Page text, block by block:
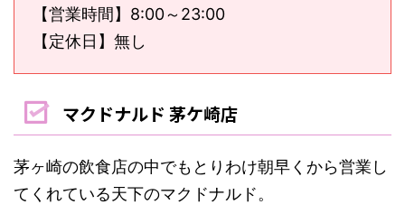
【営業時間】8:00～23:00
【定休日】無し
マクドナルド 茅ケ崎店
茅ヶ崎の飲食店の中でもとりわけ朝早くから営業し
てくれている天下のマクドナルド。